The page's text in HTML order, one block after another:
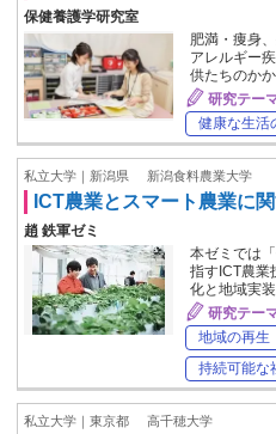
保健養護学研究室
肥満・痩身
アレルギー
供たちのか
研究テー
健康な生活
私立大学｜新潟県 新潟食料農業大学
ICT農業とスマート農業に
趙 鉄軍ゼミ
本ゼミでは
指すICT農業
化と地域実
研究テー
地域の再生
持続可能な
私立大学｜東京都 高千穂大学